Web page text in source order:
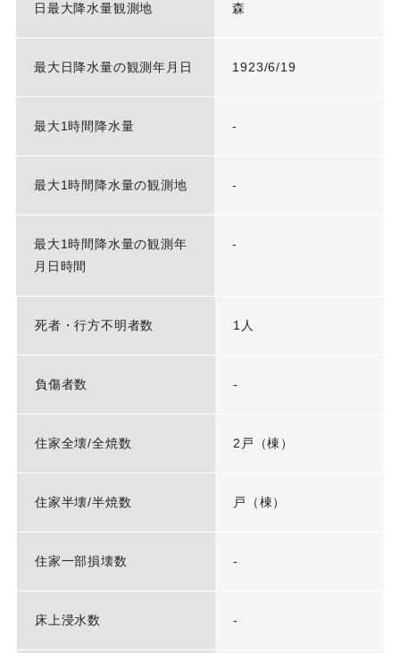
日最大降水量観測地 森
最大日降水量の観測年月日 1923/6/19
最大1時間降水量 -
最大1時間降水量の観測地 -
最大1時間降水量の観測年
月日時間
-
死者・行方不明者数 1人
負傷者数 -
住家全壊/全焼数 2戸（棟）
住家半壊/半焼数 戸（棟）
住家一部損壊数 -
床上浸水数 -